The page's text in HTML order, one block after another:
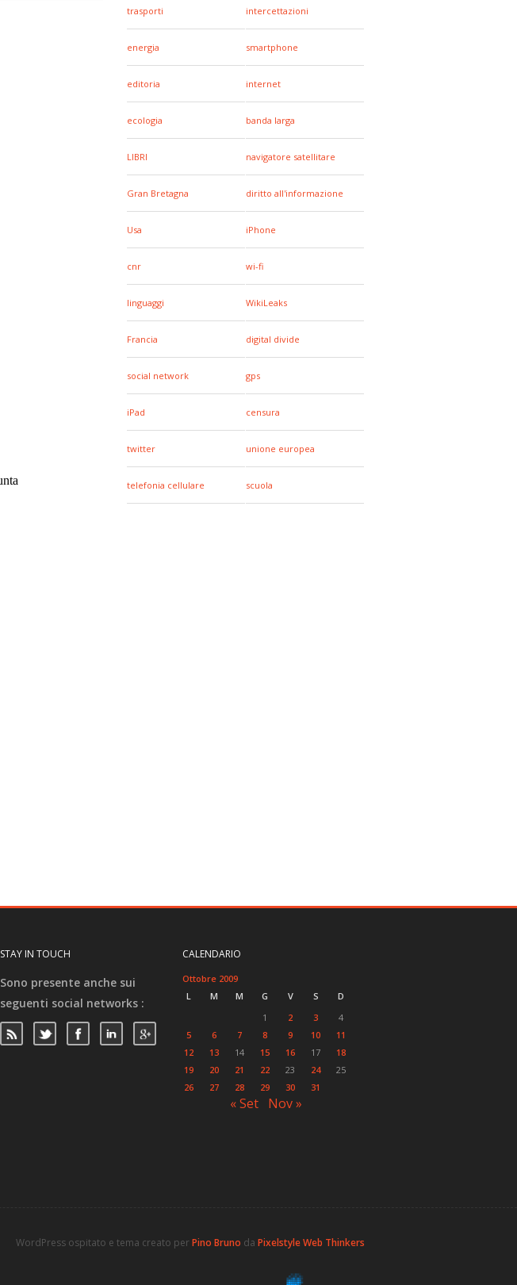
trasporti intercettazioni
energia smartphone
editoria internet
ecologia banda larga
LIBRI navigatore satellitare
Gran Bretagna diritto all'informazione
Usa iPhone
cnr wi-fi
linguaggi WikiLeaks
Francia digital divide
social network gps
iPad censura
twitter unione europea
telefonia cellulare scuola
STAY IN TOUCH
Sono presente anche sui
seguenti social networks :
CALENDARIO
Ottobre 2009
L
M M G V S
D
1
2 3
4
5
6 7 8 9 10
11
12
13 14 15 16 17
18
19
20 21 22 23 24
25
26
27 28 29 30 31
« Set Nov »
WordPress ospitato e tema creato perPino Bruno da Pixelstyle Web Thinkers